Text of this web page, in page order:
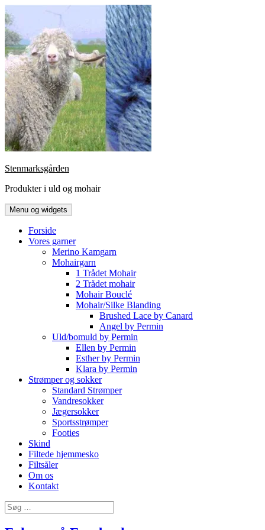
til
indhold
Stenmarksgården
Produkter i uld og mohair
Menu og widgets
Forside
Vores garner
Merino Kamgarn
Mohairgarn
1 Trådet Mohair
2 Trådet mohair
Mohair Bouclé
Mohair/Silke Blanding
Brushed Lace by Canard
Angel by Permin
Uld/bomuld by Permin
Ellen by Permin
Esther by Permin
Klara by Permin
Strømper og sokker
Standard Strømper
Vandresokker
Jægersokker
Sportsstrømper
Footies
Skind
Filtede hjemmesko
Filtsåler
Om os
Kontakt
Søg
efter: